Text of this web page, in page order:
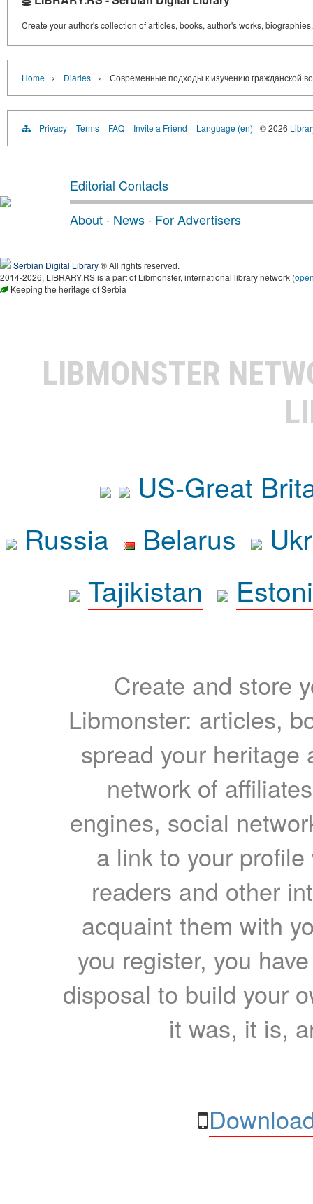
Create your author's collection of articles, books, author's works,
Home › Diaries › Современные подходы к изучению гражданской
Privacy Terms FAQ Invite a Friend Language (en) © 2026
Editorial Contacts
About · News · For Advertisers
Serbian Digital Library® All rights reserved.
2014-2026, LIBRARY.RS is a part of Libmonster, international library network (
Keeping the heritage of Serbia
LIBMONSTER
US-Great
Russia
Belarus
Tajikistan
Create and store
Libmonster: articles,
spread your heritage
network of
engines, social
a link to your
readers and other
acquaint them with
you register, you
disposal to build your
it was, it is,